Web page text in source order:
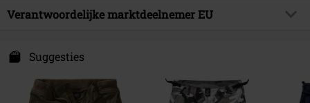
Buitenmateriaal
100% katoen
Verantwoordelijke marktdeelnemer EU
Spichernstraße 6A
50672 Köln
Germany
info@brandit-wear.com
Suggesties